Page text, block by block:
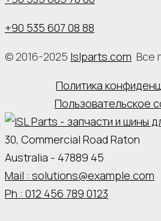
+90 535 607 08 88
© 2016-2025 Islparts.com Все
Политика
Пользовательское
30, Commercial Road Raton
Australia - 47889 45
Mail : solutions@example.com
Ph : 012 456 789 0123